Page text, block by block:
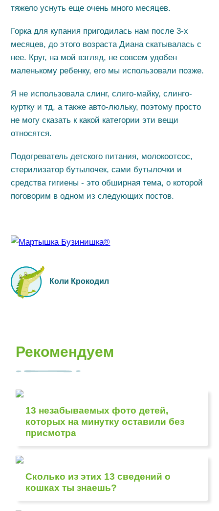
тяжело уснуть еще очень много месяцев.
Горка для купания пригодилась нам после 3-х
месяцев, до этого возраста Диана скатывалась с
нее. Круг, на мой взгляд, не совсем удобен
маленькому ребенку, его мы использовали позже.
Я не использовала слинг, слиго-майку, слинго-
куртку и тд, а также авто-люльку, поэтому просто
не могу сказать к какой категории эти вещи
относятся.
Подогреватель детского питания, молокоотсос,
стерилизатор бутылочек, сами бутылочки и
средства гигиены - это обширная тема, о которой
поговорим в одном из следующих постов.
Коли Крокодил
Рекомендуем
13 незабываемых фото детей,
которых на минутку оставили без
присмотра
Сколько из этих 13 сведений о
кошках ты знаешь?